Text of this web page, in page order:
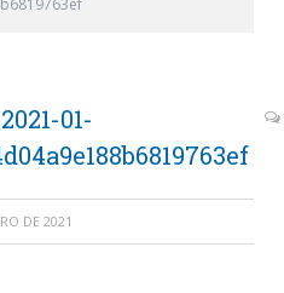
01-
DE 2021